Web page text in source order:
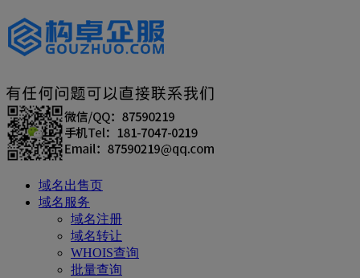
域名出售页
域名服务
域名注册
域名转让
WHOIS查询
批量查询